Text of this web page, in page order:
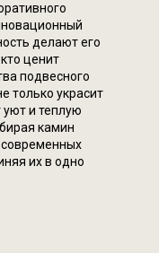
делают его
ценит
подвесного
только украсит
уют и теплую
камин
современных
их в одно